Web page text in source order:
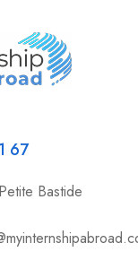
67
Bastide